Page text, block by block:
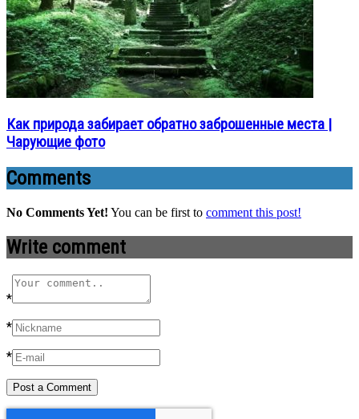
Как природа забирает обратно заброшенные места |
Чарующие фото
Comments
No Comments Yet! You can be first to comment this post!
Write comment
*
*
*